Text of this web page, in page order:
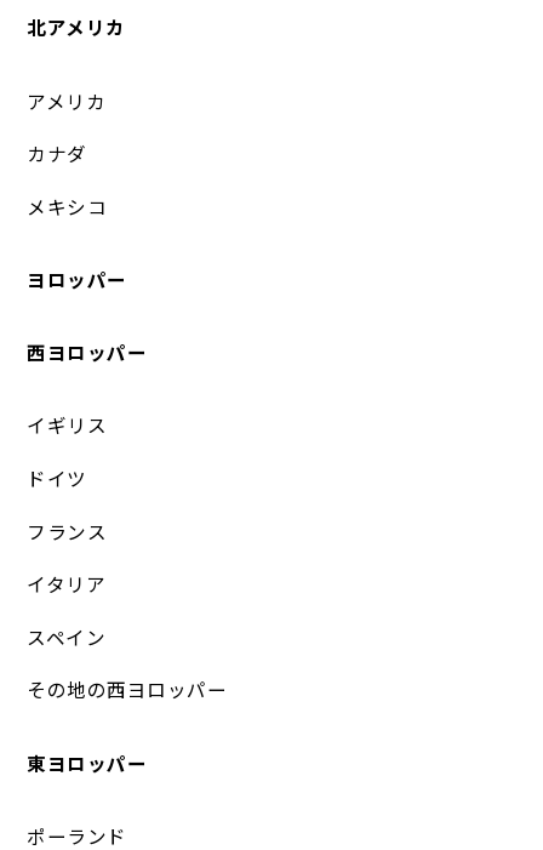
北アメリカ
アメリカ
カナダ
メキシコ
ヨロッパー
西ヨロッパー
イギリス
ドイツ
フランス
イタリア
スペイン
その地の西ヨロッパー
東ヨロッパー
ポーランド